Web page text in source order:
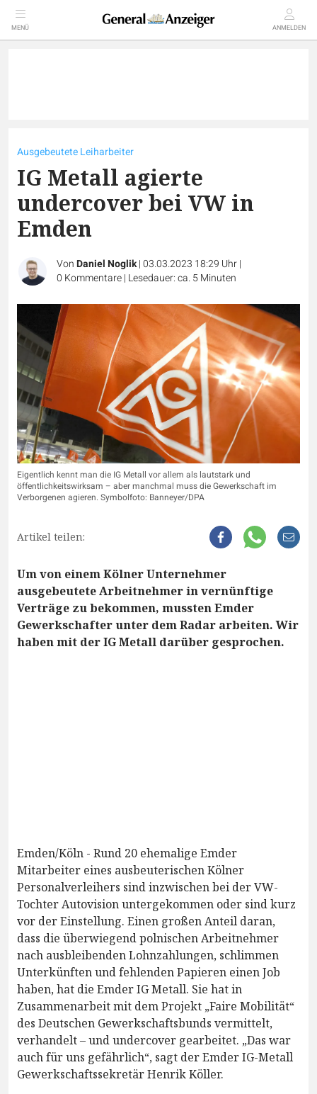
MENÜ ANMELDEN
Ausgebeutete Leiharbeiter
IG Metall agierte
undercover bei VW in
Emden
VonDaniel Noglik|03.03.2023 18:29 Uhr|
0 Kommentare| Lesedauer: ca. 5 Minuten
Eigentlich kennt man die IG Metall vor allem als lautstark und
öffentlichkeitswirksam – aber manchmal muss die Gewerkschaft im
Verborgenen agieren. Symbolfoto: Banneyer/DPA
Artikel teilen:
Um von einem Kölner Unternehmer
ausgebeutete Arbeitnehmer in vernünftige
Verträge zu bekommen, mussten Emder
Gewerkschafter unter dem Radar arbeiten. Wir
haben mit der IG Metall darüber gesprochen.
Emden/Köln - Rund 20 ehemalige Emder
Mitarbeiter eines ausbeuterischen Kölner
Personalverleihers sind inzwischen bei der VW-
Tochter Autovision untergekommen oder sind kurz
vor der Einstellung. Einen großen Anteil daran,
dass die überwiegend polnischen Arbeitnehmer
nach ausbleibenden Lohnzahlungen, schlimmen
Unterkünften und fehlenden Papieren einen Job
haben, hat die Emder IG Metall. Sie hat in
Zusammenarbeit mit dem Projekt „Faire Mobilität“
des Deutschen Gewerkschaftsbunds vermittelt,
verhandelt – und undercover gearbeitet. „Das war
auch für uns gefährlich“, sagt der Emder IG-Metall
Gewerkschaftssekretär Henrik Köller.